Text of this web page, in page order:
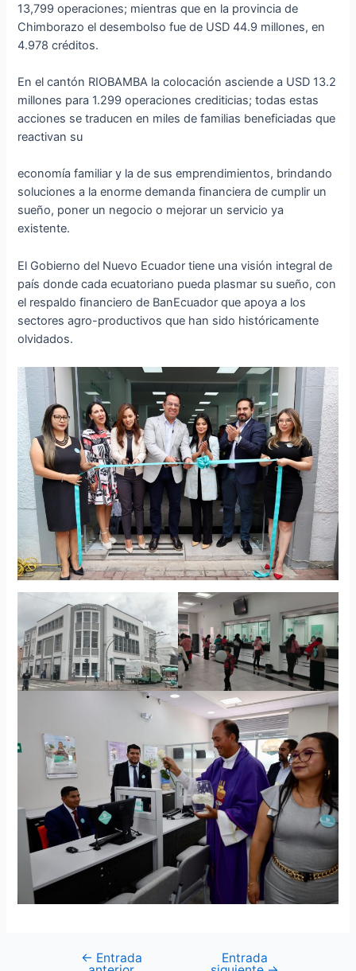
13,799 operaciones; mientras que en la provincia de
Chimborazo el desembolso fue de USD 44.9 millones, en
4.978 créditos.
En el cantón RIOBAMBA la colocación asciende a USD 13.2
millones para 1.299 operaciones crediticias; todas estas
acciones se traducen en miles de familias beneficiadas que
reactivan su
economía familiar y la de sus emprendimientos, brindando
soluciones a la enorme demanda financiera de cumplir un
sueño, poner un negocio o mejorar un servicio ya
existente.
El Gobierno del Nuevo Ecuador tiene una visión integral de
país donde cada ecuatoriano pueda plasmar su sueño, con
el respaldo financiero de BanEcuador que apoya a los
sectores agro-productivos que han sido históricamente
olvidados.
← Entrada Entrada